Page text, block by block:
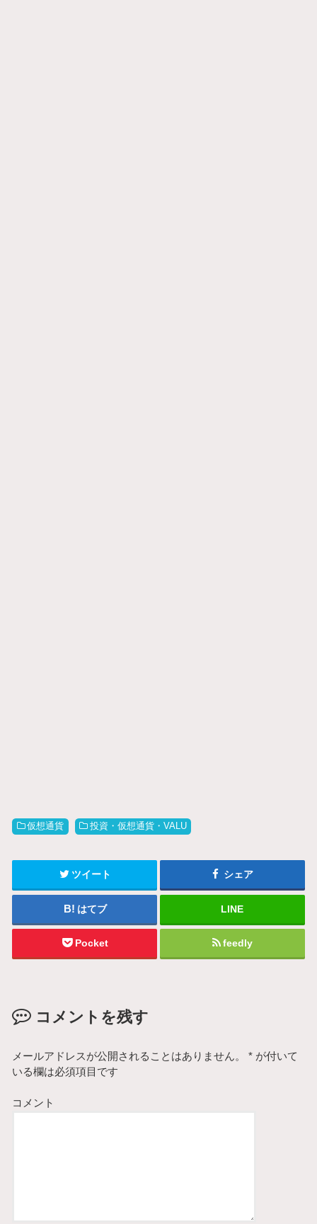
仮想通貨 投資・仮想通貨・VALU
ツイート シェア
はてブ LINE
Pocket feedly
コメントを残す
メールアドレスが公開されることはありません。 * が付いて
いる欄は必須項目です
コメント